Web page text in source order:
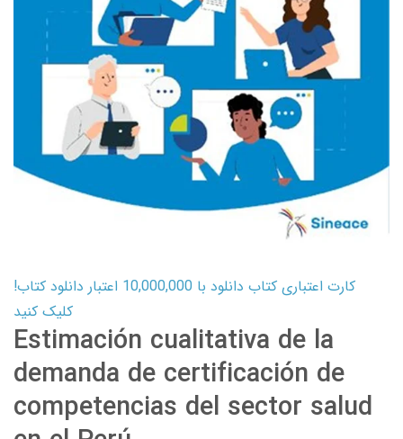
کارت اعتباری کتاب دانلود با 10,000,000 اعتبار دانلود کتاب!
کلیک کنید
Estimación cualitativa de la
demanda de certificación de
competencias del sector salud